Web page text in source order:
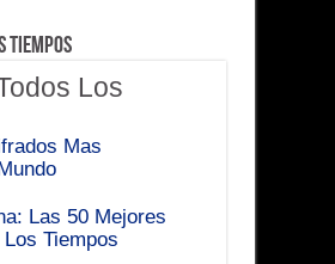
Tiempos
Los
Mas
Las 50 Mejores
Tiempos